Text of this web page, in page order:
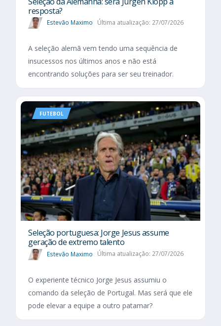
resposta?
Estevão Maximo Última atualização: 27/07/2026
A seleção alemã vem tendo uma sequência de
insucessos nos últimos anos e não está
encontrando soluções para ser seu treinador.
FUTEBOL
Seleção portuguesa: Jorge Jesus assume
geração de extremo talento
Estevão Maximo Última atualização: 27/07/2026
O experiente técnico Jorge Jesus assumiu o
comando da seleção de Portugal. Mas será que ele
pode elevar a equipe a outro patamar?